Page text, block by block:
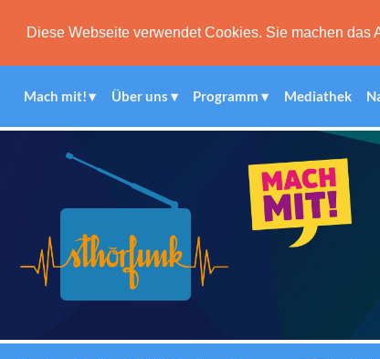
Diese Webseite verwendet Cookies. Sie machen das
Mach mit! Über uns Programm Mediathek